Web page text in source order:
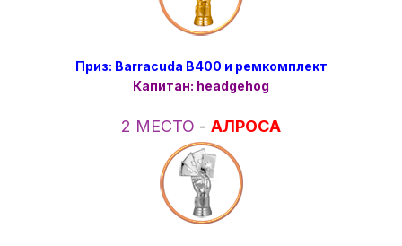
Приз: Barracuda B400 и ремкомплект
Капитан: headgehog
2 МЕСТО - АЛРОСА